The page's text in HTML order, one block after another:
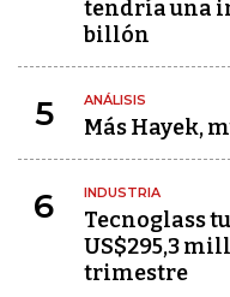
tendría una
billón
5 ANÁLISIS
Más Hayek,
6 INDUSTRIA
Tecnoglass
US$295,3
trimestre